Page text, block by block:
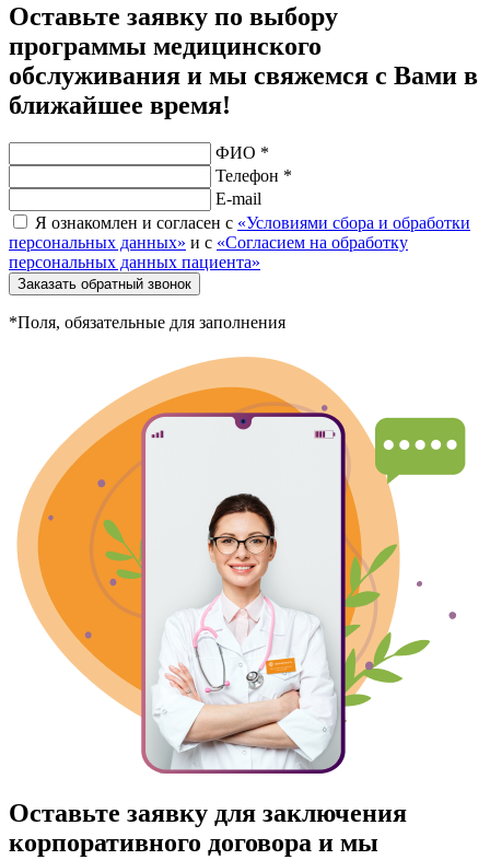
Оставьте заявку по выбору
программы медицинского
обслуживания и мы свяжемся с Вами в
ближайшее время!
ФИО *
Телефон *
E-mail
Я ознакомлен и согласен с «Условиями сбора и обработки
персональных данных» и с «Согласием на обработку
персональных данных пациента»
Заказать обратный звонок
*Поля, обязательные для заполнения
Оставьте заявку для заключения
корпоративного договора и мы